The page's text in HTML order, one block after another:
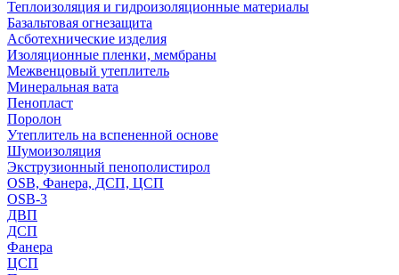
Теплоизоляция и гидроизоляционные материалы
Базальтовая огнезащита
Асботехнические изделия
Изоляционные пленки, мембраны
Межвенцовый утеплитель
Минеральная вата
Пенопласт
Поролон
Утеплитель на вспененной основе
Шумоизоляция
Экструзионный пенополистирол
OSB, Фанера, ДСП, ЦСП
OSB-3
ДВП
ДСП
Фанера
ЦСП